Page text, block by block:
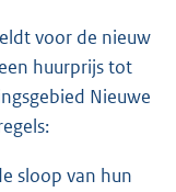
voor de nieuw
huurprijs tot
Nieuwe
sloop van hun